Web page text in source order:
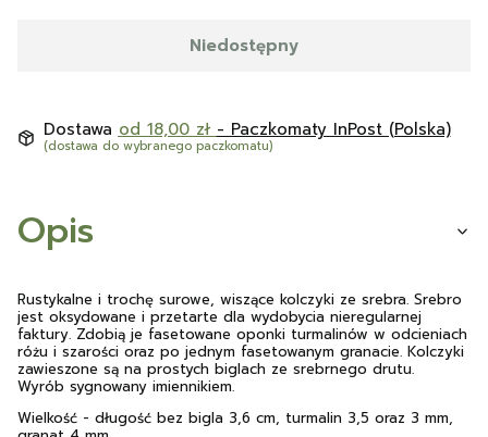
Niedostępny
Dostawa od 18,00 zł - Paczkomaty InPost (Polska)
(dostawa do wybranego paczkomatu)
Opis
Rustykalne i trochę surowe, wiszące kolczyki ze srebra. Srebro
jest oksydowane i przetarte dla wydobycia nieregularnej
faktury. Zdobią je fasetowane oponki turmalinów w odcieniach
różu i szarości oraz po jednym fasetowanym granacie. Kolczyki
zawieszone są na prostych biglach ze srebrnego drutu.
Wyrób sygnowany imiennikiem.
Wielkość - długość bez bigla 3,6 cm, turmalin 3,5 oraz 3 mm,